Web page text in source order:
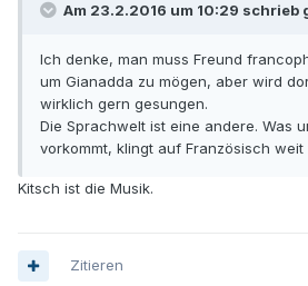
Am 23.2.2016 um 10:29 schrieb
Ich denke, man muss Freund
um Gianadda zu mögen, aber wird
wirklich gern gesungen.
Die Sprachwelt ist eine andere. Was
vorkommt, klingt auf Französisch weit
Kitsch ist die Musik.
Zitieren